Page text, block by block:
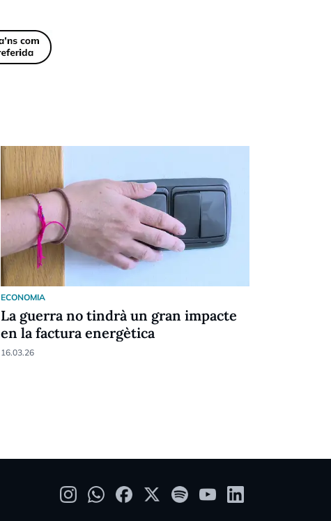
ECONOMIA
La guerra no tindrà un gran impacte
en la factura energètica
16.03.26